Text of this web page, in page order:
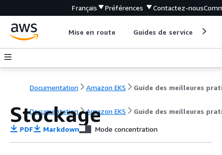
Français Préférences Contactez-nous
Mise en route Guides de service
Documentation Amazon EKS
Documentation Amazon EKS Guide des meilleures
Stockage
PDF Markdown Mode concentration